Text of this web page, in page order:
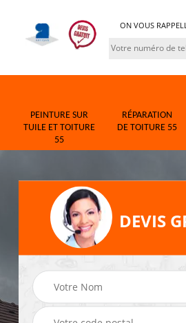
ON VOUS
PEINTURE SUR
TUILE ET TOITURE
55
RÉPARATION
DE TOITURE 55
DEVIS